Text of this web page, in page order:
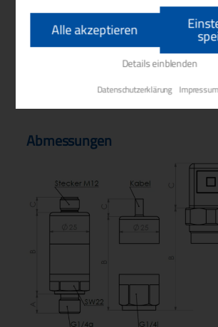
(Nichtlinearität, Hysterese,
Standard
optional
Abmessungen
Alle akzeptieren
Details einblenden
Datenschutzerklärung Impressum